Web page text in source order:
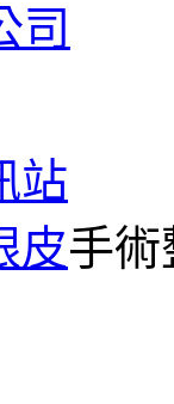
司
站
皮手術